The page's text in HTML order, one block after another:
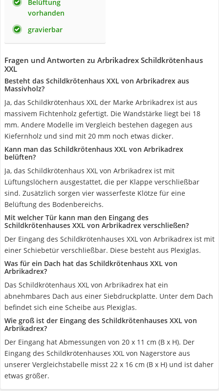
Belüftung
vorhanden
gravierbar
Fragen und Antworten zu Arbrikadrex Schildkrötenhaus
XXL
Besteht das Schildkrötenhaus XXL von Arbrikadrex aus
Massivholz?
Ja, das Schildkrötenhaus XXL der Marke Arbrikadrex ist aus
massivem Fichtenholz gefertigt. Die Wandstärke liegt bei 18
mm. Andere Modelle im Vergleich bestehen dagegen aus
Kiefernholz und sind mit 20 mm noch etwas dicker.
Kann man das Schildkrötenhaus XXL von Arbrikadrex
belüften?
Ja, das Schildkrötenhaus XXL von Arbrikadrex ist mit
Lüftungslöchern ausgestattet, die per Klappe verschließbar
sind. Zusätzlich sorgen vier wasserfeste Klötze für eine
Belüftung des Bodenbereichs.
Mit welcher Tür kann man den Eingang des
Schildkrötenhauses XXL von Arbrikadrex verschließen?
Der Eingang des Schildkrötenhauses XXL von Arbrikadrex ist mit
einer Schiebetür verschließbar. Diese besteht aus Plexiglas.
Was für ein Dach hat das Schildkrötenhaus XXL von
Arbrikadrex?
Das Schildkrötenhaus XXL von Arbrikadrex hat ein
abnehmbares Dach aus einer Siebdruckplatte. Unter dem Dach
befindet sich eine Scheibe aus Plexiglas.
Wie groß ist der Eingang des Schildkrötenhauses XXL von
Arbrikadrex?
Der Eingang hat Abmessungen von 20 x 11 cm (B x H). Der
Eingang des Schildkrötenhauses XXL von Nagerstore aus
unserer Vergleichstabelle misst 22 x 16 cm (B x H) und ist daher
etwas größer.